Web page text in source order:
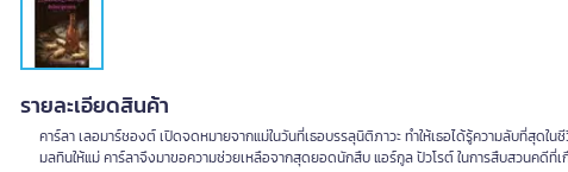
รายละเอียดสินค้า
คาร์ลา เลอมาร์ชองต์ เปิดจดหมายจากแม่ในวันที่เธอบรรลุนิติภาวะ ทำให้เธอได้รู้ความลับที่สุ
มลทินให้แม่ คาร์ลาจึงมาขอความช่วยเหลือจากสุดยอดนักสืบ แอร์กูล ปัวโรต์ ในการสืบสวนคดีที่